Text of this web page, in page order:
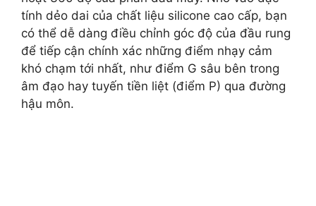
tính dẻo dai của chất liệu silicone cao cấp, bạn
có thể dễ dàng điều chỉnh góc độ của đầu rung
để tiếp cận chính xác những điểm nhạy cảm
khó chạm tới nhất, như điểm G sâu bên trong
âm đạo hay tuyến tiền liệt (điểm P) qua đường
hậu môn.